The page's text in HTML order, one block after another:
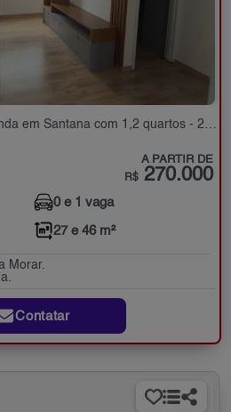
Santana com 1,2 quartos - 27 e 46 m²
A PARTIR DE
R$ 270.000
0 e 1 vaga
27 e 46 m²
Morar.
Contatar